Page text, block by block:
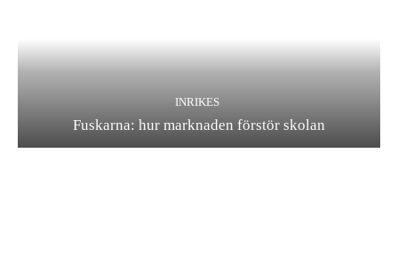
INRIKES
Fuskarna: hur marknaden förstör skolan